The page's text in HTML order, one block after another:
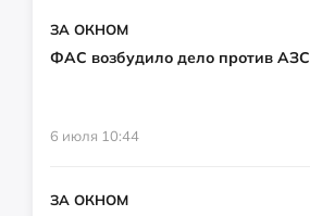
ЗА ОКНОМ
ФАС возбудило дело против АЗС
6 июля 10:44
ЗА ОКНОМ